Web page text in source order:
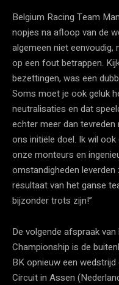
Belgium Racing Team
nopjes na afloop van de
algemeen niet eenvoudig,
op een fout betrappen.
bezettingen, was een
Soms moet je ook geluk
neutralisaties en dat
echter meer dan
ons initiële doel. Ik wil
onze monteurs en
omstandigheden
resultaat van het ganse
bijzonder trots zijn!”
De volgende afspraak
Championship is de
BK opnieuw een
Circuit in Assen